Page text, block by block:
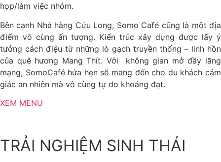
họp/làm việc nhóm.
Bên cạnh Nhà hàng Cửu Long, Somo Café cũng là một địa
điểm vô cùng ấn tượng. Kiến trúc xây dựng được lấy ý
tưởng cách điệu từ những lò gạch truyền thống – linh hồn
của quê hương Mang Thít. Với không gian mở đầy lãng
mạng, SomoCafé hứa hẹn sẽ mang đến cho du khách cảm
giác an nhiên mà vô cùng tự do khoáng đạt.
XEM MENU
TRẢI NGHIỆM SINH THÁI